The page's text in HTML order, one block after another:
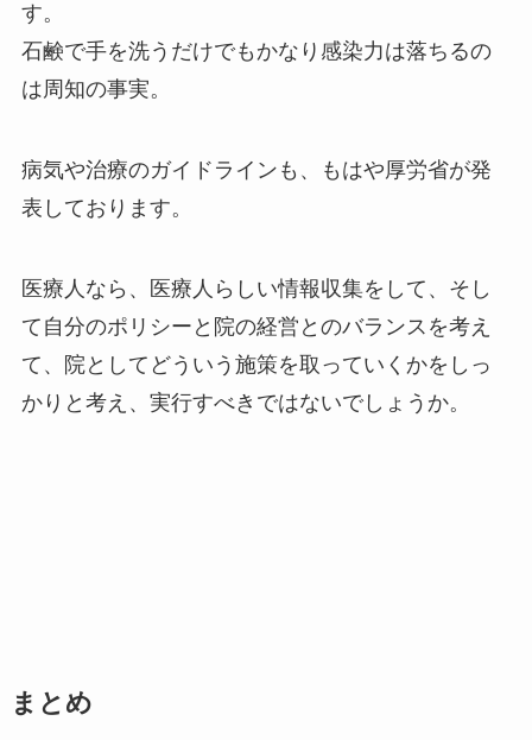
す。
石鹸で手を洗うだけでもかなり感染力は落ちるの
は周知の事実。
病気や治療のガイドラインも、もはや厚労省が発
表しております。
医療人なら、医療人らしい情報収集をして、そし
て自分のポリシーと院の経営とのバランスを考え
て、院としてどういう施策を取っていくかをしっ
かりと考え、実行すべきではないでしょうか。
まとめ